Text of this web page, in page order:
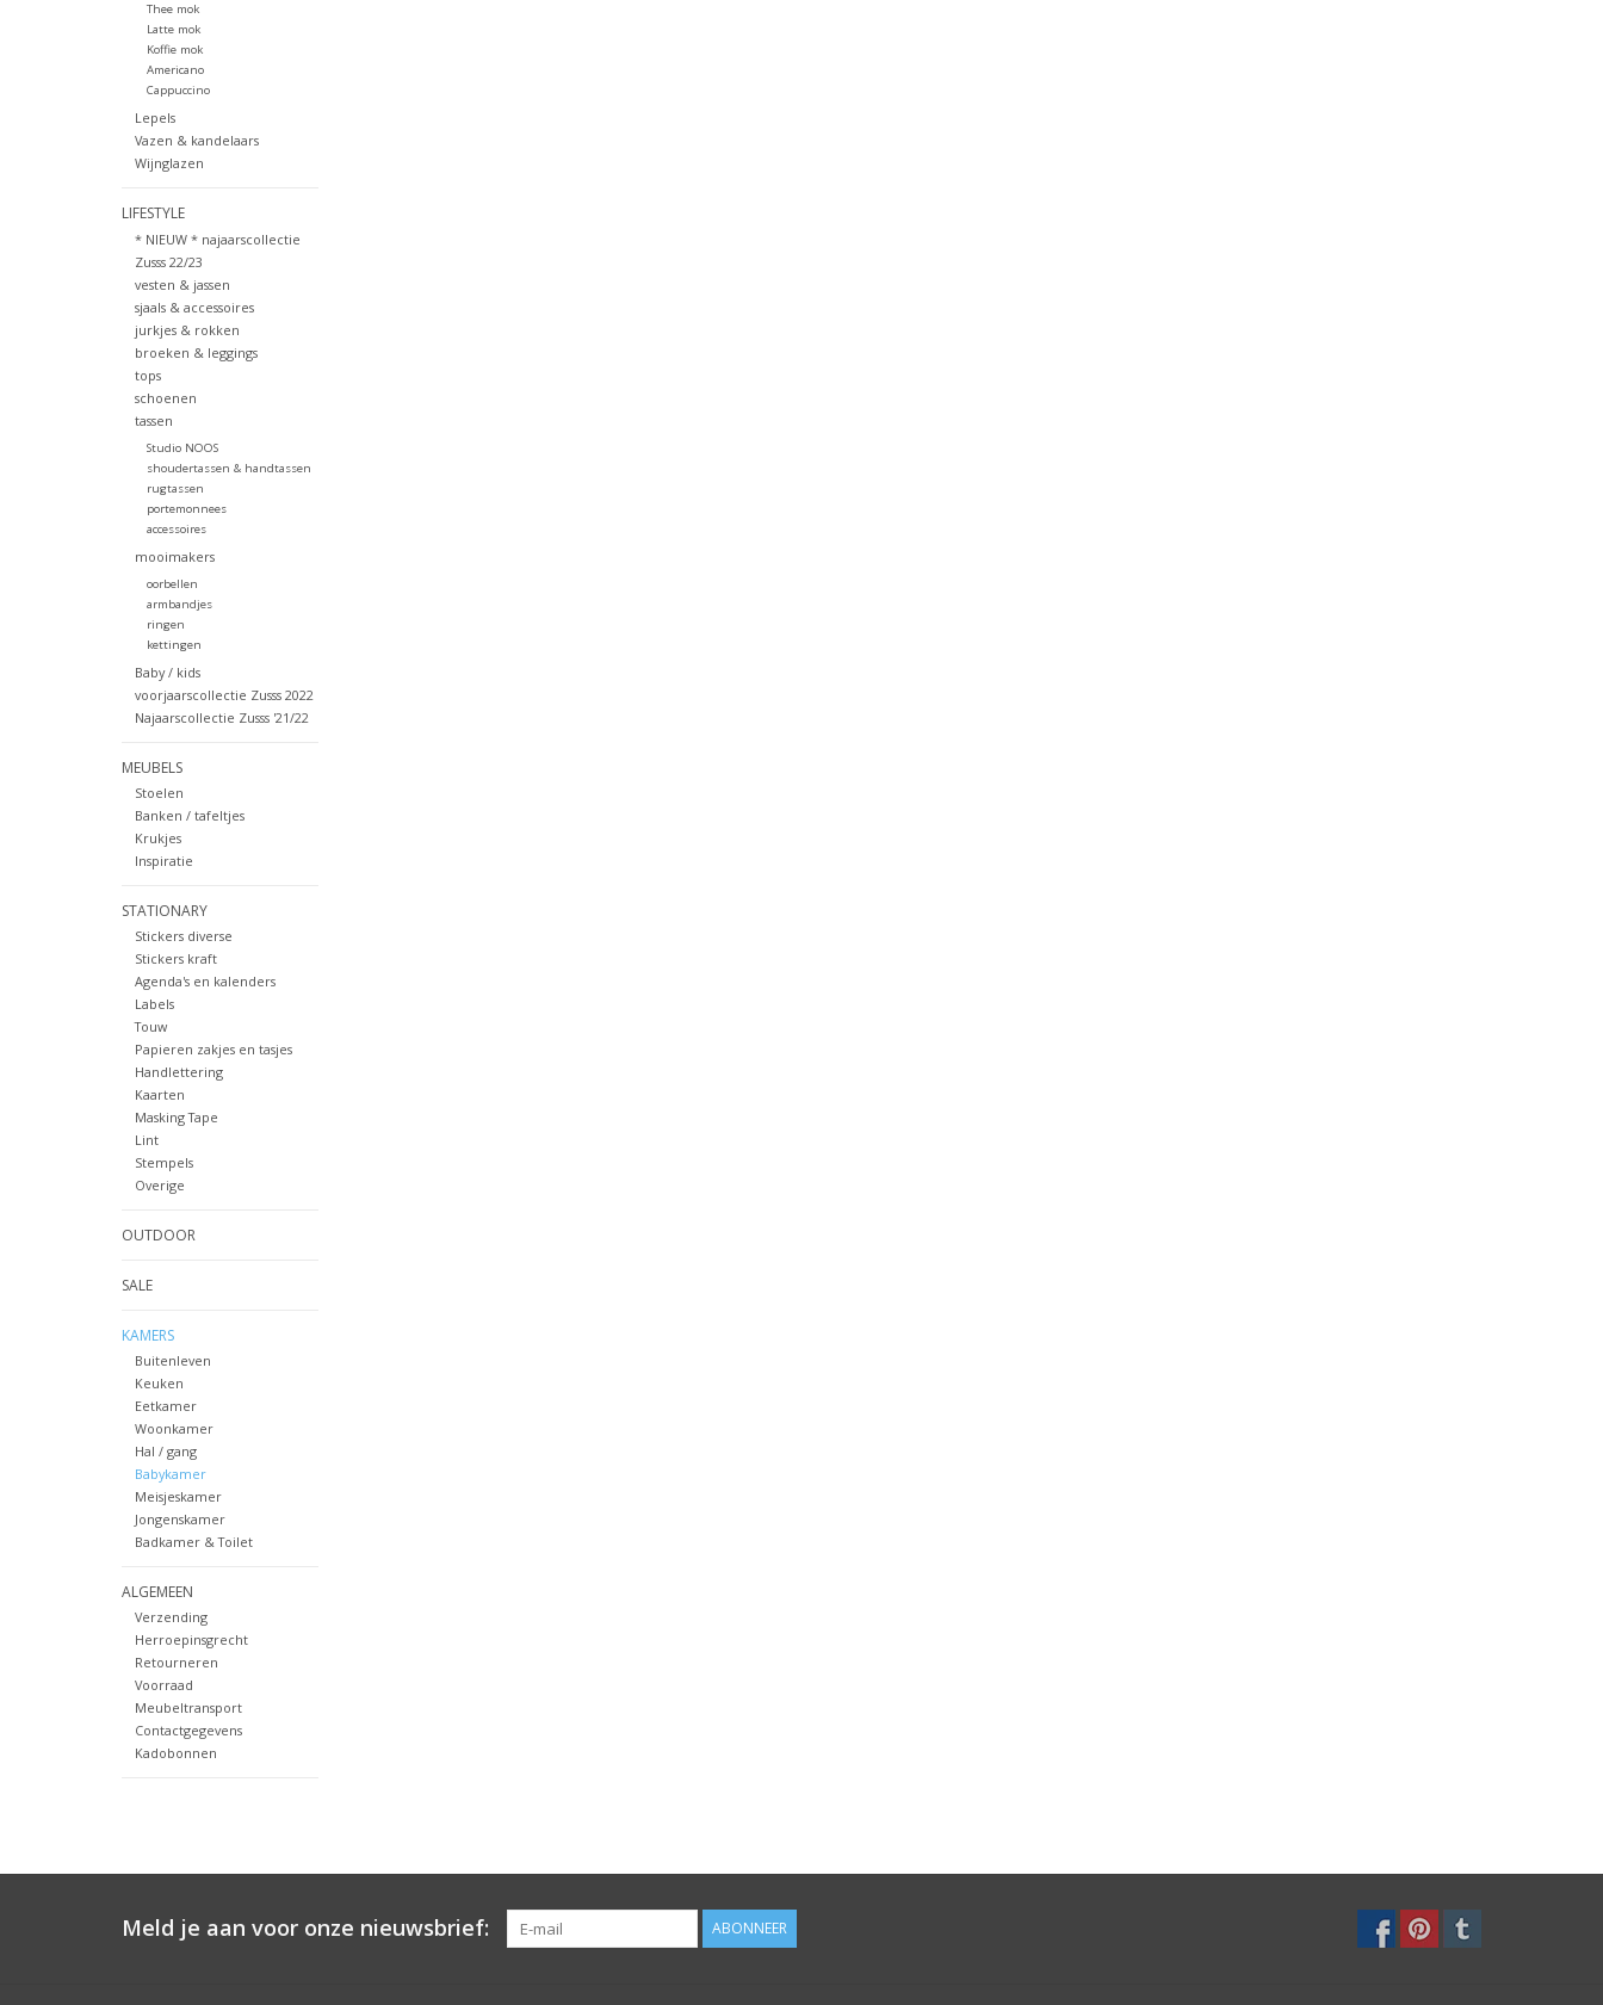
Thee mok
Latte mok
Koffie mok
Americano
Cappuccino
Lepels
Vazen & kandelaars
Wijnglazen
LIFESTYLE
* NIEUW * najaarscollectie
Zusss 22/23
vesten & jassen
sjaals & accessoires
jurkjes & rokken
broeken & leggings
tops
schoenen
tassen
Studio NOOS
shoudertassen & handtassen
rugtassen
portemonnees
accessoires
mooimakers
oorbellen
armbandjes
ringen
kettingen
Baby / kids
voorjaarscollectie Zusss 2022
Najaarscollectie Zusss '21/22
MEUBELS
Stoelen
Banken / tafeltjes
Krukjes
Inspiratie
STATIONARY
Stickers diverse
Stickers kraft
Agenda's en kalenders
Labels
Touw
Papieren zakjes en tasjes
Handlettering
Kaarten
Masking Tape
Lint
Stempels
Overige
OUTDOOR
SALE
KAMERS
Buitenleven
Keuken
Eetkamer
Woonkamer
Hal / gang
Babykamer
Meisjeskamer
Jongenskamer
Badkamer & Toilet
ALGEMEEN
Verzending
Herroepinsgrecht
Retourneren
Voorraad
Meubeltransport
Contactgegevens
Kadobonnen
Meld je aan voor onze nieuwsbrief: ABONNEER